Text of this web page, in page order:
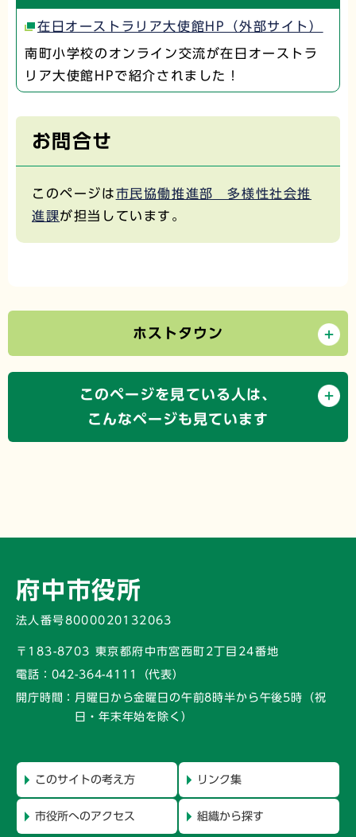
在日オーストラリア大使館HP（外部サイト）
南町小学校のオンライン交流が在日オーストラ
リア大使館HPで紹介されました！
お問合せ
このページは市民協働推進部 多様性社会推
進課が担当しています。
ホストタウン
このページを見ている人は、
こんなページも見ています
府中市役所
法人番号8000020132063
〒183-8703 東京都府中市宮西町2丁目24番地
電話： 042-364-4111（代表）
開庁時間： 月曜日から金曜日の午前8時半から午後5時 （祝
日・年末年始を除く）
このサイトの考え方 リンク集
市役所へのアクセス 組織から探す